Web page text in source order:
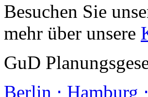
Besuchen Sie
mehr über unsere
GuD
Berlin ⋅ Hamburg